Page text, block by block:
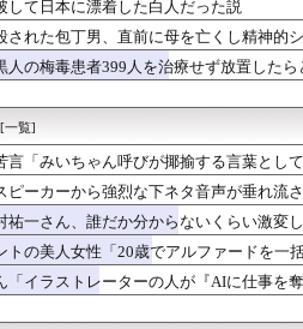
捜索 代表監督選考巡り
長嶋に1完売がつく！！！
と思い込んでいた義弟嫁。うちが母から
におかしい」
「同情を得ようと核被害者の立場を政治
チでエグいって・・・
それがあなたのせいだって言われた結果
）が水着グラビア復帰ｗｗｗｗｗｗｗ
パしてきた男に部屋バレしてずっとノッ
全身麻酔に耐えて見せる！うおおおお
た国際試合の性的接待の全容がこちら…
ワード辞典つくろう→
泳ぐ！！！【乃木坂46】
して日本に漂着した白人だった説
された包丁男、直前に母を亡くし精神的
人の梅毒患者399人を治療せず放置した
[一覧]
言「みいちゃん呼びが揶揄する言葉とし
よい。ただし、傷つけ方がある」
ピーカーから強烈な下ネタ音声が垂れ流
祐一さん、誰だか分からないくらい激変
トの美人女性「20歳でアルファードを
「イラストレーターの人が『AIに仕事を